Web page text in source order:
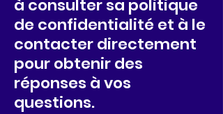
à consulter sa politique
de confidentialité et à le
contacter directement
pour obtenir des
réponses à vos
questions.